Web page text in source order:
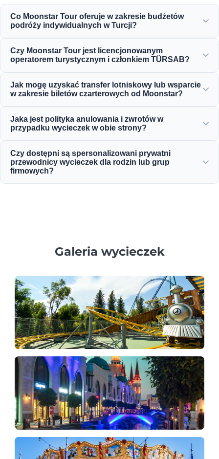
Co Moonstar Tour oferuje w zakresie budżetów
podróży indywidualnych w Turcji?
usług dla podróży korporacyjnych, służbowych i
rekreacyjnych, oferując opcje dostosowane do każdego
Czy Moonstar Tour jest licencjonowanym
operatorem turystycznym i członkiem TÜRSAB?
turystyczną klasy A i dumnym członkiem TÜRSAB
(Stowarzyszenia Tureckich Agentów Turystycznych), co
Jak mogę uzyskać transfer lotniskowy lub wsparcie
w zakresie biletów czarterowych od Moonstar?
i lotów czarterowych można dokonać bezpośrednio na
naszej stronie internetowej lub kontaktując się z naszym
Jaka jest polityka anulowania i zwrotów w
przypadku wycieczek w obie strony?
pozwala na bezpłatną rezygnację do 24 godzin przed
odlotem w przypadku większości standardowych
Czy dostępni są spersonalizowani prywatni
przewodnicy wycieczek dla rodzin lub grup
firmowych?
Galeria wycieczek